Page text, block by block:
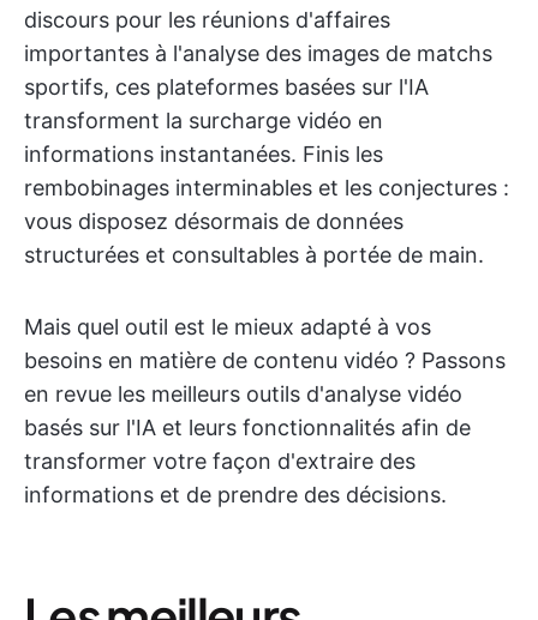
discours pour les réunions d'affaires
importantes à l'analyse des images de matchs
sportifs, ces plateformes basées sur l'IA
transforment la surcharge vidéo en
informations instantanées. Finis les
rembobinages interminables et les conjectures :
vous disposez désormais de données
structurées et consultables à portée de main.
Mais quel outil est le mieux adapté à vos
besoins en matière de contenu vidéo ? Passons
en revue les meilleurs outils d'analyse vidéo
basés sur l'IA et leurs fonctionnalités afin de
transformer votre façon d'extraire des
informations et de prendre des décisions.